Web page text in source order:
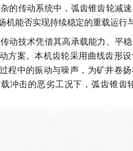
传动系统中，弧齿锥齿轮减速
机能否实现持续稳定的重载运行
技术凭借其高承载能力、平稳
方案。本机齿轮采用曲线齿形
程中的振动与噪声，为矿井卷
冲击的恶劣工况下，弧齿锥